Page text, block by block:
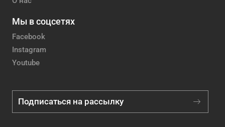
Мы в соцсетях
Facebook
Instagram
Youtube
Подписаться на рассылку